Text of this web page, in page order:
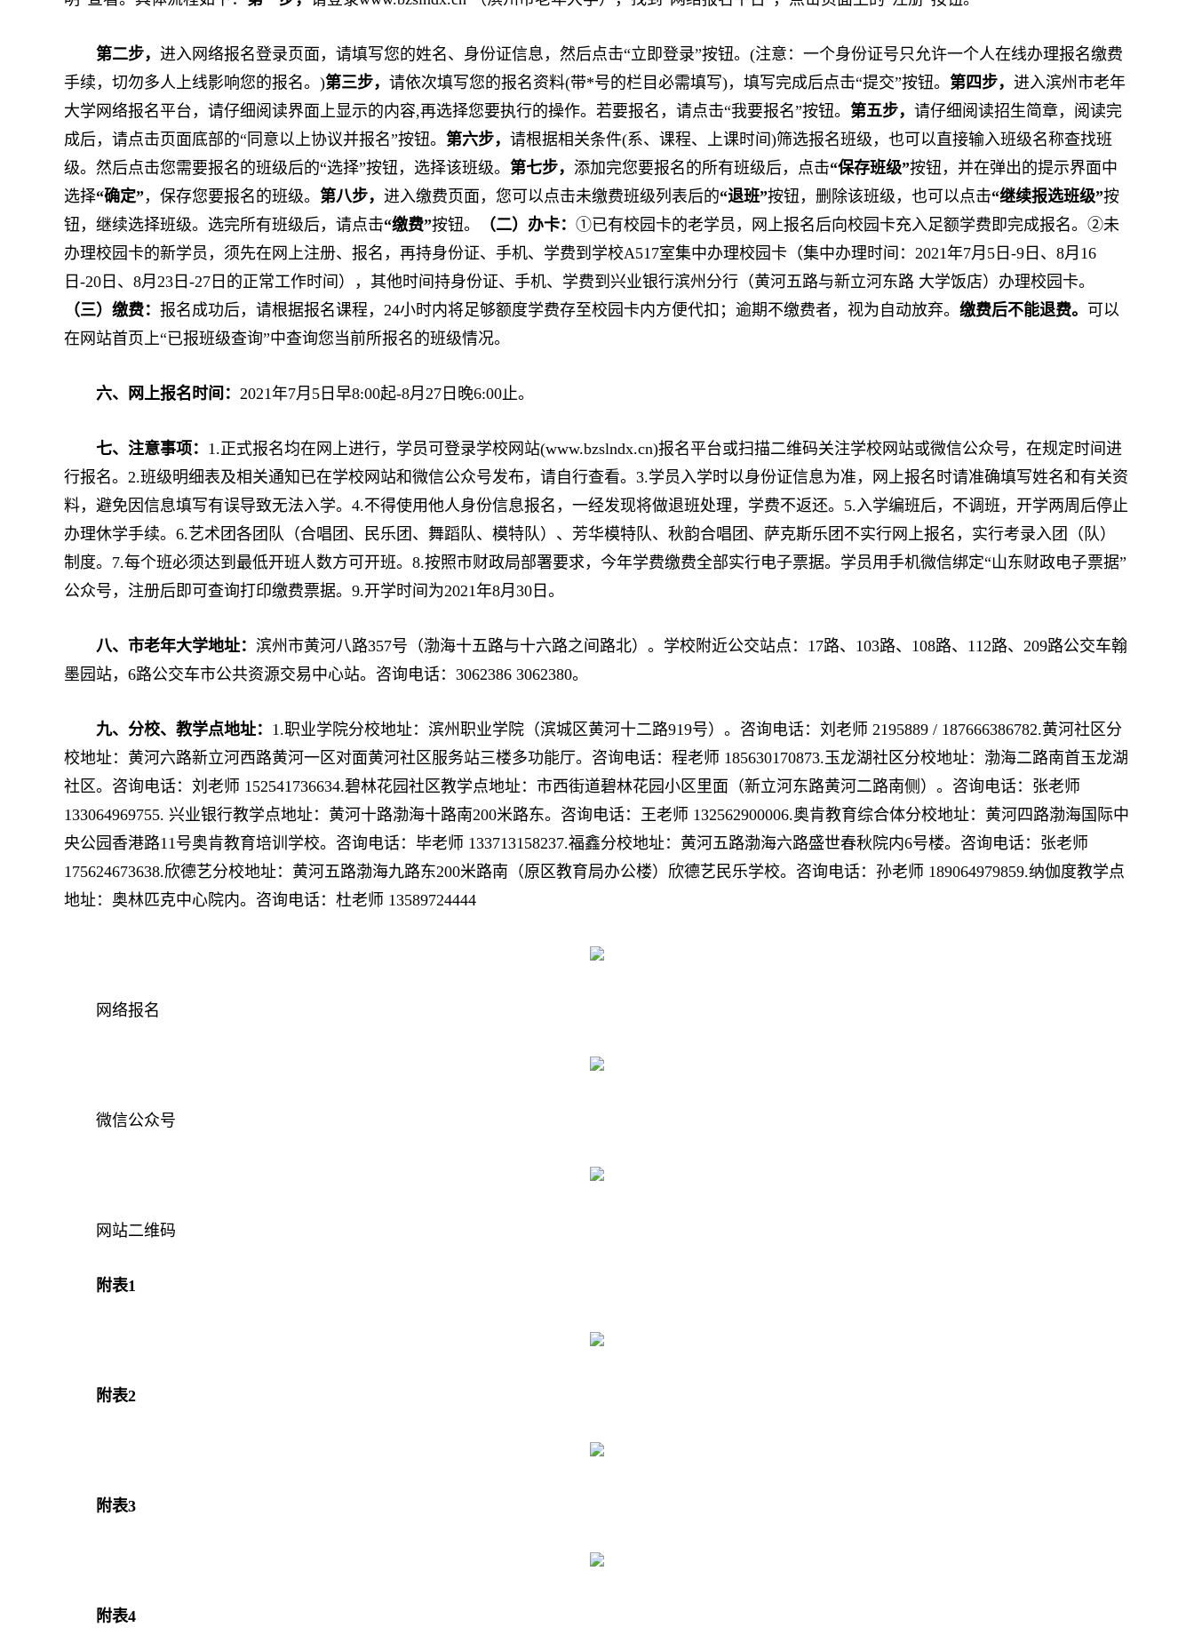
第二步， 进入网络报名登录页面，请填写您的姓名、身份证信息，然后点击“立即登录”按钮。(注意：一个身份证号只允许一个人在线办理报名缴费
手续，切勿多人上线影响您的报名。)第三步， 请依次填写您的报名资料(带*号的栏目必需填写)，填写完成后点击“提交”按钮。 第四步， 进入滨州市老年
大学网络报名平台，请仔细阅读界面上显示的内容,再选择您要执行的操作。若要报名，请点击“我要报名”按钮。 第五步， 请仔细阅读招生简章，阅读完
成后，请点击页面底部的“同意以上协议并报名”按钮。 第六步， 请根据相关条件(系、课程、上课时间)筛选报名班级，也可以直接输入班级名称查找班
级。然后点击您需要报名的班级后的“选择”按钮，选择该班级。 第七步， 添加完您要报名的所有班级后，点击“保存班级”按钮，并在弹出的提示界面中
选择“确定”，保存您要报名的班级。 第八步， 进入缴费页面，您可以点击未缴费班级列表后的“退班”按钮，删除该班级，也可以点击“继续报选班级”按
钮，继续选择班级。选完所有班级后，请点击“缴费”按钮。 （二）办卡： ①已有校园卡的老学员，网上报名后向校园卡充入足额学费即完成报名。②未
办理校园卡的新学员，须先在网上注册、报名，再持身份证、手机、学费到学校A517室集中办理校园卡（集中办理时间：2021年7月5日-9日、8月16
日-20日、8月23日-27日的正常工作时间），其他时间持身份证、手机、学费到兴业银行滨州分行（黄河五路与新立河东路 大学饭店）办理校园卡。
（三）缴费： 报名成功后，请根据报名课程，24小时内将足够额度学费存至校园卡内方便代扣；逾期不缴费者，视为自动放弃。 缴费后不能退费。 可以
在网站首页上“已报班级查询”中查询您当前所报名的班级情况。
六、网上报名时间： 2021年7月5日早8:00起-8月27日晚6:00止。
七、注意事项： 1.正式报名均在网上进行，学员可登录学校网站(www.bzslndx.cn)报名平台或扫描二维码关注学校网站或微信公众号，在规定时间进
行报名。2.班级明细表及相关通知已在学校网站和微信公众号发布，请自行查看。3.学员入学时以身份证信息为准，网上报名时请准确填写姓名和有关资
料，避免因信息填写有误导致无法入学。4.不得使用他人身份信息报名，一经发现将做退班处理，学费不返还。5.入学编班后，不调班，开学两周后停止
办理休学手续。6.艺术团各团队（合唱团、民乐团、舞蹈队、模特队）、芳华模特队、秋韵合唱团、萨克斯乐团不实行网上报名，实行考录入团（队）
制度。7.每个班必须达到最低开班人数方可开班。8.按照市财政局部署要求，今年学费缴费全部实行电子票据。学员用手机微信绑定“山东财政电子票据”
公众号，注册后即可查询打印缴费票据。9.开学时间为2021年8月30日。
八、市老年大学地址： 滨州市黄河八路357号（渤海十五路与十六路之间路北）。学校附近公交站点：17路、103路、108路、112路、209路公交车翰
墨园站，6路公交车市公共资源交易中心站。咨询电话：3062386 3062380。
九、分校、教学点地址： 1.职业学院分校地址：滨州职业学院（滨城区黄河十二路919号）。咨询电话：刘老师 2195889 / 187666386782.黄河社区分
校地址：黄河六路新立河西路黄河一区对面黄河社区服务站三楼多功能厅。咨询电话：程老师 185630170873.玉龙湖社区分校地址：渤海二路南首玉龙湖
社区。咨询电话：刘老师 152541736634.碧林花园社区教学点地址：市西街道碧林花园小区里面（新立河东路黄河二路南侧）。咨询电话：张老师
133064969755. 兴业银行教学点地址：黄河十路渤海十路南200米路东。咨询电话：王老师 132562900006.奥肯教育综合体分校地址：黄河四路渤海国际中
央公园香港路11号奥肯教育培训学校。咨询电话：毕老师 133713158237.福鑫分校地址：黄河五路渤海六路盛世春秋院内6号楼。咨询电话：张老师
175624673638.欣德艺分校地址：黄河五路渤海九路东200米路南（原区教育局办公楼）欣德艺民乐学校。咨询电话：孙老师 189064979859.纳伽度教学点
地址：奥林匹克中心院内。咨询电话：杜老师 13589724444
网络报名
微信公众号
网站二维码
附表1
附表2
附表3
附表4